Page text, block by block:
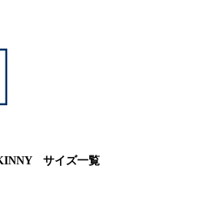
サイズ一覧